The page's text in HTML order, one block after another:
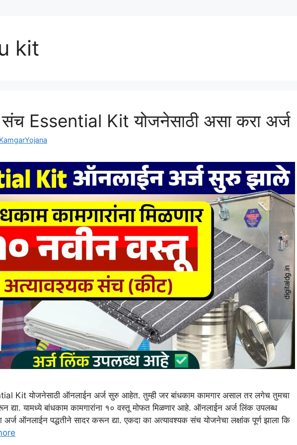
kit
Essential Kit योजनेसाठी असा करा अर्ज
KamgarYojana
Kit योजनेसाठी ऑनलाईन अर्ज सुरु आहेत. तुम्ही जर बांधकाम कामगार असाल तर लगेच तुमचा
द्या. यामध्ये बांधकाम कामगारांना १० वस्तू मोफत मिळणार आहे. ऑनलाईन अर्ज लिंक उपलब्ध
ऑनलाईन पद्धतीने सादर करून द्या. एकदा का अत्यावश्यक संच योजनेचा लक्षांक पूर्ण झाला कि